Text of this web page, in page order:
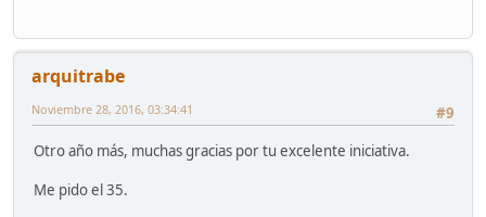
arquitrabe
#9
Noviembre 28, 2016, 03:34:41
Otro año más, muchas gracias por tu excelente iniciativa.
Me pido el 35.